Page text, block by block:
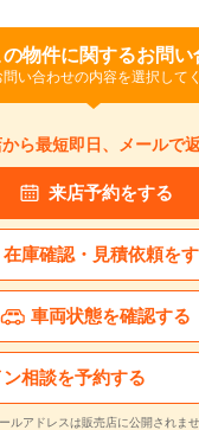
の物件に関するお問い
問い合わせの内容を選択して
ら最短即日、メールで
来店予約をする
在庫確認・見積依頼を
車両状態を確認する
相談を予約する
ルアドレスは販売店に公開されませ